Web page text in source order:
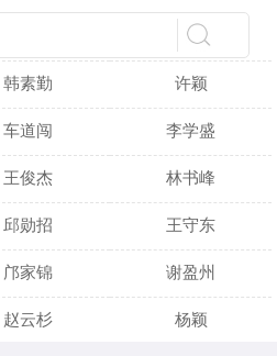
吴晓桃
韩素勤 许颖
车道闯 李学盛
王俊杰 林书峰
邱勋招 王守东
邝家锦 谢盈州
赵云杉 杨颖